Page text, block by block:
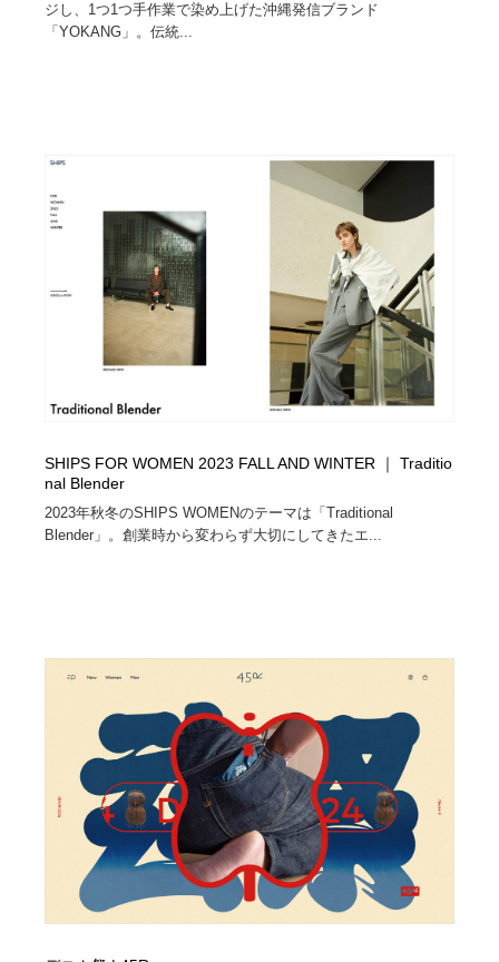
ジし、1つ1つ手作業で染め上げた沖縄発信ブランド
「YOKANG」。伝統...
SHIPS FOR WOMEN 2023 FALL AND WINTER ｜ Traditio
nal Blender
2023年秋冬のSHIPS WOMENのテーマは「Traditional
Blender」。創業時から変わらず大切にしてきたエ...